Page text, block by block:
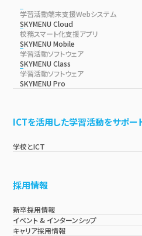
学習活動端末支援Webシステム
SKYMENU Cloud
校務スマート化支援アプリ
SKYMENU Mobile
学習活動ソフトウェア
SKYMENU Class
学習活動ソフトウェア
SKYMENU Pro
ICTを活用した学習活動をサポー
学校とICT
採用情報
新卒採用情報
イベント & インターンシップ
キャリア採用情報